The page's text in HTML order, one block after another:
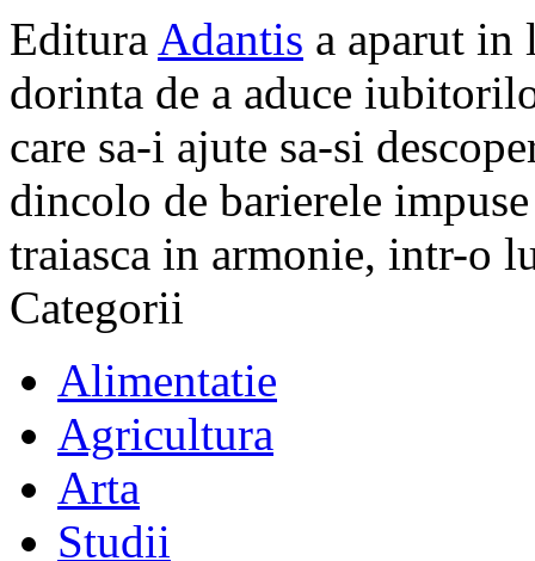
Editura Adantis a aparut in
dorinta de a aduce
care sa-i ajute sa-si
dincolo de barierele
traiasca in armonie, intr-o
Categorii
Alimentatie
Agricultura
Arta
Studii